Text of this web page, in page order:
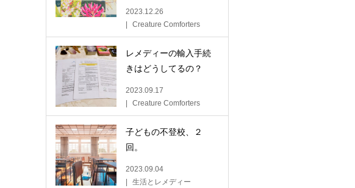
2023.12.26
Creature Comforters
レメディーの輸入手続
きはどうしてるの？
2023.09.17
Creature Comforters
子どもの不登校、２
回。
2023.09.04
生活とレメディー